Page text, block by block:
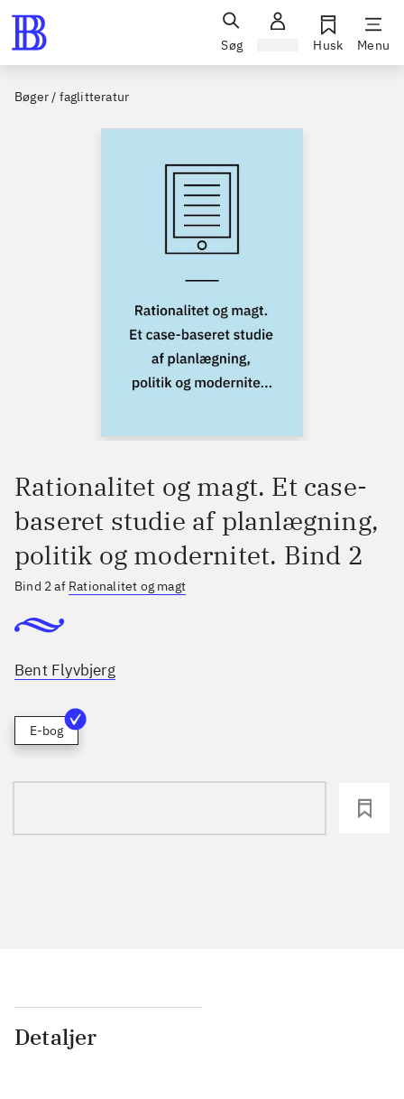
Søg Husk Menu
Bøger / faglitteratur
Rationalitet og magt. Et case-
baseret studie af planlægning,
politik og modernitet. Bind 2
Bind 2 af Rationalitet og magt
Bent Flyvbjerg
E-bog
Detaljer